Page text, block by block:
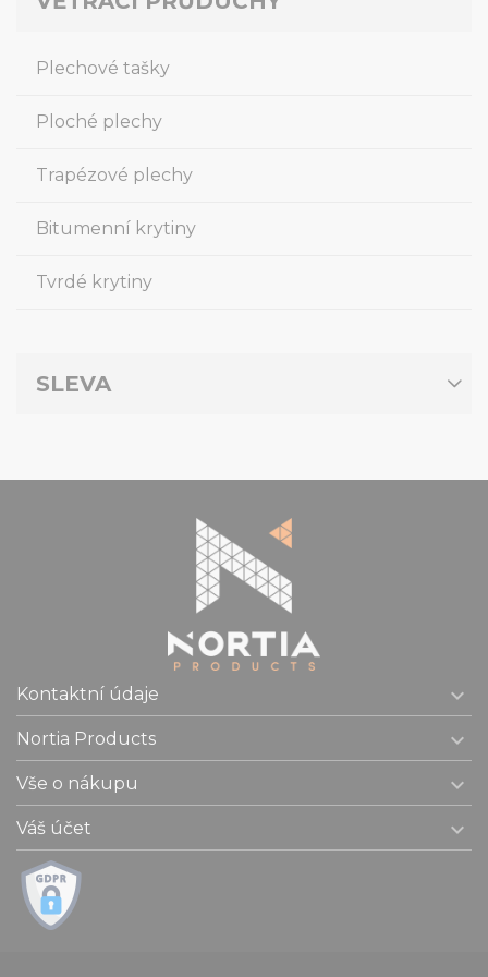
Plechové tašky
Ploché plechy
Trapézové plechy
Bitumenní krytiny
Tvrdé krytiny
SLEVA
Kontaktní údaje 
Nortia Products 
Vše o nákupu 
Váš účet 